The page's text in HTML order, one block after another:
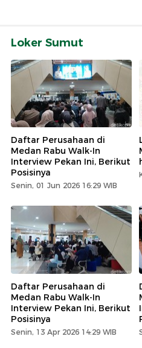
Loker Sumut
Daftar Perusahaan di
Medan Rabu Walk-In
Interview Pekan Ini, Berikut
Posisinya
Senin, 01 Jun 2026 16:29 WIB
Daftar Perusahaan di
Medan Rabu Walk-In
Interview Pekan Ini, Berikut
Posisinya
Senin, 13 Apr 2026 14:29 WIB